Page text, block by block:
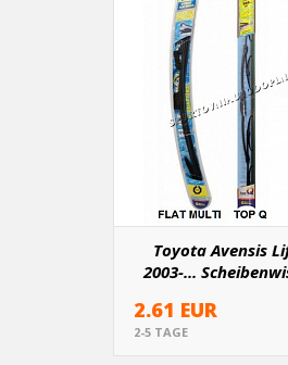
Toyota Avensis
2003-...
2.61 EUR
2-5 TAGE